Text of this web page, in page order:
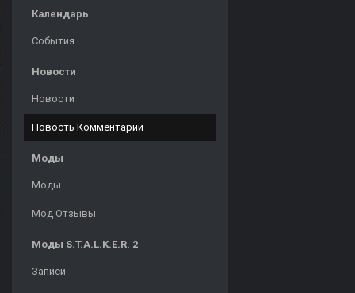
Календарь
События
Новости
Новости
Новость Комментарии
Моды
Моды
Мод Отзывы
Моды S.T.A.L.K.E.R. 2
Записи